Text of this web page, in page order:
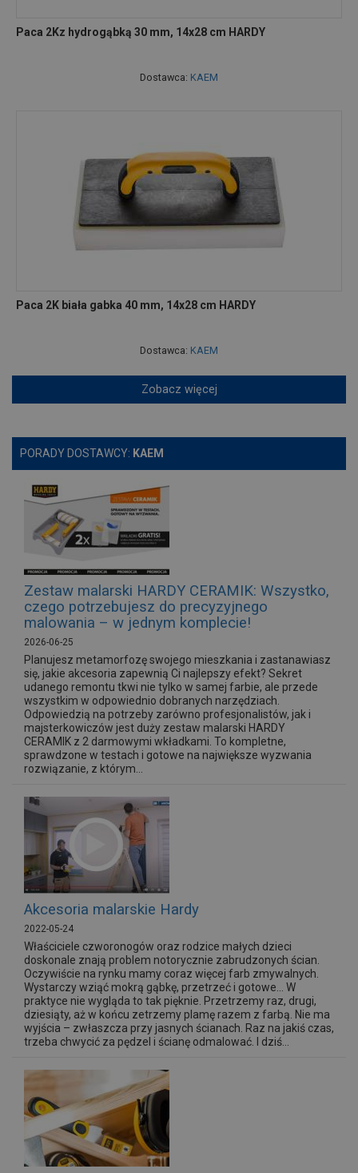
Paca 2Kz hydrogąbką 30 mm, 14x28 cm HARDY
Dostawca: KAEM
Paca 2K biała gabka 40 mm, 14x28 cm HARDY
Dostawca: KAEM
Zobacz więcej
PORADY DOSTAWCY: KAEM
Zestaw malarski HARDY CERAMIK: Wszystko,
czego potrzebujesz do precyzyjnego
malowania – w jednym komplecie!
2026-06-25
Planujesz metamorfozę swojego mieszkania i zastanawiasz
się, jakie akcesoria zapewnią Ci najlepszy efekt? Sekret
udanego remontu tkwi nie tylko w samej farbie, ale przede
wszystkim w odpowiednio dobranych narzędziach.
Odpowiedzią na potrzeby zarówno profesjonalistów, jak i
majsterkowiczów jest duży zestaw malarski HARDY
CERAMIK z 2 darmowymi wkładkami. To kompletne,
sprawdzone w testach i gotowe na największe wyzwania
rozwiązanie, z którym...
Akcesoria malarskie Hardy
2022-05-24
Właściciele czworonogów oraz rodzice małych dzieci
doskonale znają problem notorycznie zabrudzonych ścian.
Oczywiście na rynku mamy coraz więcej farb zmywalnych.
Wystarczy wziąć mokrą gąbkę, przetrzeć i gotowe… W
praktyce nie wygląda to tak pięknie. Przetrzemy raz, drugi,
dziesiąty, aż w końcu zetrzemy plamę razem z farbą. Nie ma
wyjścia – zwłaszcza przy jasnych ścianach. Raz na jakiś czas,
trzeba chwycić za pędzel i ścianę odmalować. I dziś...